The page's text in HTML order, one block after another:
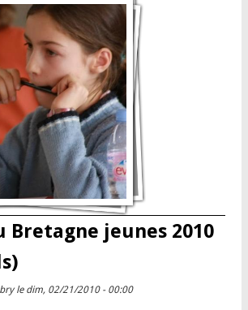
Bretagne jeunes 2010
le dim, 02/21/2010 - 00:00